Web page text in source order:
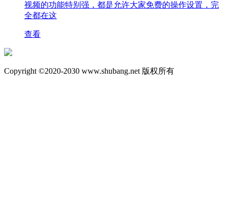
视频的功能特别强，都是允许大家免费的操作设置，完
全都在这
查看
Copyright ©2020-2030 www.shubang.net 版权所有